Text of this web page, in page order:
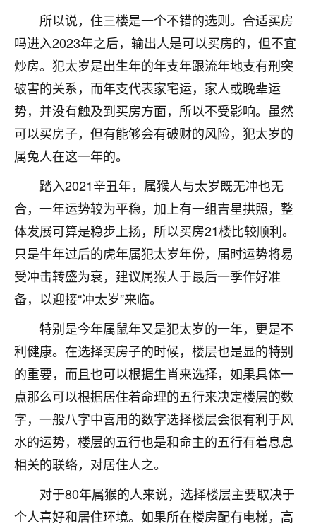
所以说，住三楼是一个不错的选则。合适买房
吗进入2023年之后，输出人是可以买房的，但不宜
炒房。犯太岁是出生年的年支年跟流年地支有刑突
破害的关系，而年支代表家宅运，家人或晚辈运
势，并没有触及到买房方面，所以不受影响。虽然
可以买房子，但有能够会有破财的风险，犯太岁的
属兔人在这一年的。
踏入2021辛丑年，属猴人与太岁既无冲也无
合，一年运势较为平稳，加上有一组吉星拱照，整
体发展可算是稳步上扬，所以买房21楼比较顺利。
只是牛年过后的虎年属犯太岁年份，届时运势将易
受冲击转盛为衰，建议属猴人于最后一季作好准
备，以迎接“冲太岁”来临。
特别是今年属鼠年又是犯太岁的一年，更是不
利健康。在选择买房子的时候，楼层也是显的特别
的重要，而且也可以根据生肖来选择，如果具体一
点那么可以根据居住着命理的五行来决定楼层的数
字，一般八字中喜用的数字选择楼层会很有利于风
水的运势，楼层的五行也是和命主的五行有着息息
相关的联络，对居住人之。
对于80年属猴的人来说，选择楼层主要取决于
个人喜好和居住环境。如果所在楼房配有电梯，高
太岁还有一个发钱粮，本来年前的人事调整，拖到年
后，我以为都没戏了，结果开年一上班，开会提拔升
职第一个就是我，职务无所谓，主要是底薪加了
3000，非常开心，无论如何，感恩感谢！🙏🏻
鹿森：恭喜升职加薪！！，请客吗？�
12小时前 来自北京 32
心心相印
我身体不太好，总是病病殃殃的，去检查又没什么大
问题，反正就是不舒服。中医西医看遍了，找不到问
题，后来无意中看到有人推荐慧来老师，跟老师聊过
之后，心情豁然开朗，也听老师建议，处理了一些因
果问题。今年以来，身体比以前好多，主要是心情好
了，老师说境随心转，现在深有体会了。
鹿森：是的，其实跟老师聊过之后，最大的感
不由人！
1天前 来自四川
金白水清
我也想找老师看看，有没有人给个联系方式的啊？
鹿森 ：慧来老师微信：gjsy0624
青春168